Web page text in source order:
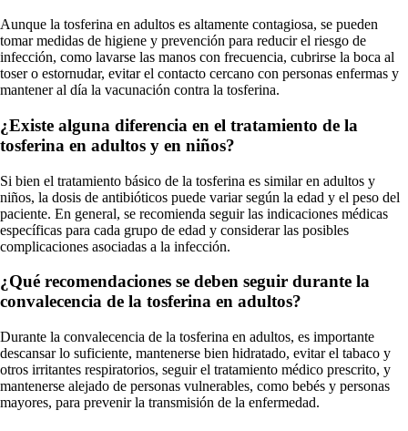
Aunque la tosferina en adultos es altamente contagiosa, se pueden
tomar medidas de higiene y prevención para reducir el riesgo de
infección, como lavarse las manos con frecuencia, cubrirse la boca al
toser o estornudar, evitar el contacto cercano con personas enfermas y
mantener al día la vacunación contra la tosferina.
¿Existe alguna diferencia en el tratamiento de la
tosferina en adultos y en niños?
Si bien el tratamiento básico de la tosferina es similar en adultos y
niños, la dosis de antibióticos puede variar según la edad y el peso del
paciente. En general, se recomienda seguir las indicaciones médicas
específicas para cada grupo de edad y considerar las posibles
complicaciones asociadas a la infección.
¿Qué recomendaciones se deben seguir durante la
convalecencia de la tosferina en adultos?
Durante la convalecencia de la tosferina en adultos, es importante
descansar lo suficiente, mantenerse bien hidratado, evitar el tabaco y
otros irritantes respiratorios, seguir el tratamiento médico prescrito, y
mantenerse alejado de personas vulnerables, como bebés y personas
mayores, para prevenir la transmisión de la enfermedad.